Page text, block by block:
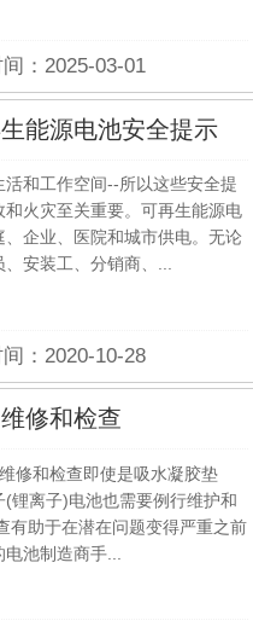
间：2025-03-01
能源电池安全提示
活和工作空间--所以这些安全提
和火灾至关重要。可再生能源电
、企业、医院和城市供电。无论
、安装工、分销商、...
间：2020-10-28
修和检查
修和检查即使是吸水凝胶垫
(锂离子)电池也需要例行维护和
有助于在潜在问题变得严重之前
池制造商手...